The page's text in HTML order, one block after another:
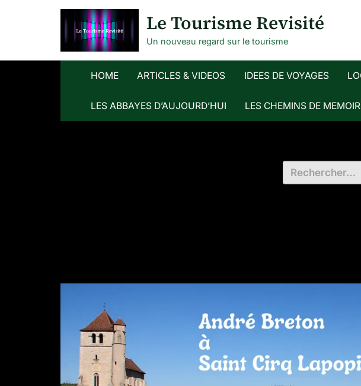
Le Tourisme Revisité
Un nouveau regard sur le tourisme
HOME ARTICLES & VIDEOS IDEES DE VOYAGES
LES ABBAYES D’AUJOURD’HUI LES CHEMINS DE
Rechercher :